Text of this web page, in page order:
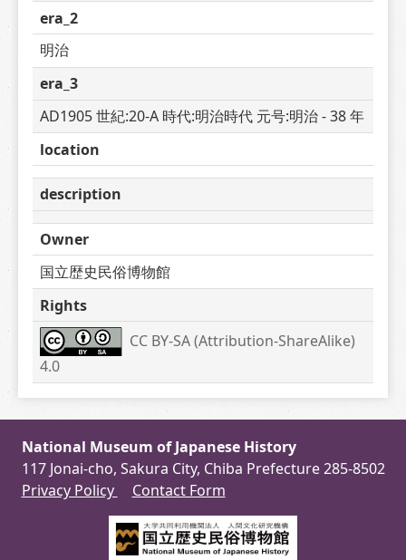
era_2
明治
era_3
AD1905 世紀:20-A 時代:明治時代 元号:明治 - 38 年
location
description
Owner
国立歴史民俗博物館
Rights
CC BY-SA (Attribution-ShareAlike)
4.0
National Museum of Japanese History
117 Jonai-cho, Sakura City, Chiba Prefecture 285-8502
Privacy Policy
Contact Form